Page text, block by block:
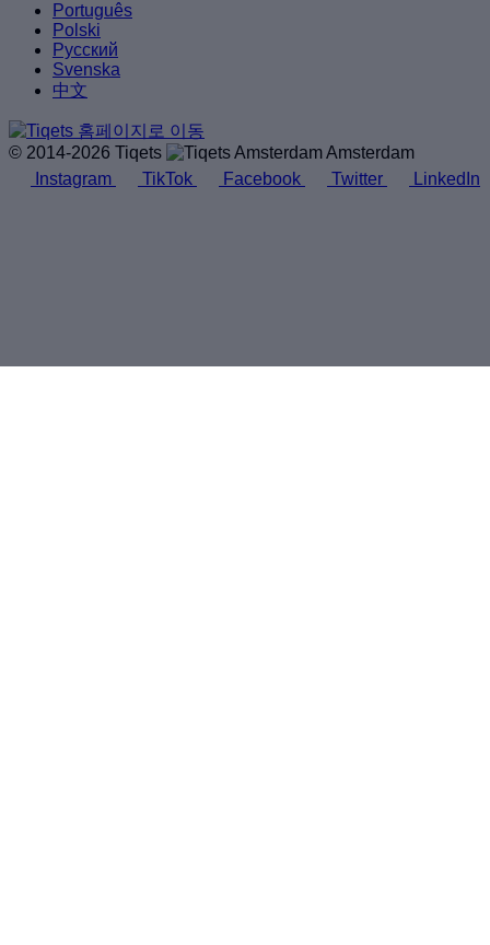
Português
Polski
Русский
Svenska
中文
© 2014-2026 Tiqets
Amsterdam
Instagram
TikTok Facebook Twitter LinkedIn